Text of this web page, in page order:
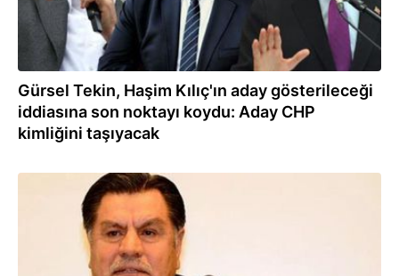
Gürsel Tekin, Haşim Kılıç'ın aday gösterileceği
iddiasına son noktayı koydu: Aday CHP
kimliğini taşıyacak
11.04.2022